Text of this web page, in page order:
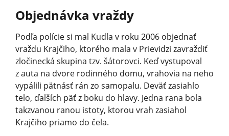
Objednávka vraždy
Podľa polície si mal Kudla v roku 2006 objednať
vraždu Krajčiho, ktorého mala v Prievidzi zavraždiť
zločinecká skupina tzv. šátorovci. Keď vystupoval
z auta na dvore rodinného domu, vrahovia na neho
vypálili pätnásť rán zo samopalu. Deväť zasiahlo
telo, ďalších päť z boku do hlavy. Jedna rana bola
takzvanou ranou istoty, ktorou vrah zasiahol
Krajčiho priamo do čela.